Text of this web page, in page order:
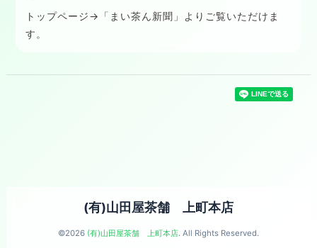
トップページ→「まい茶ん新聞」よりご覧いただけま
す。
(有)山田屋茶舗 上町本店
©2026 (有)山田屋茶舗 上町本店. All Rights Reserved.